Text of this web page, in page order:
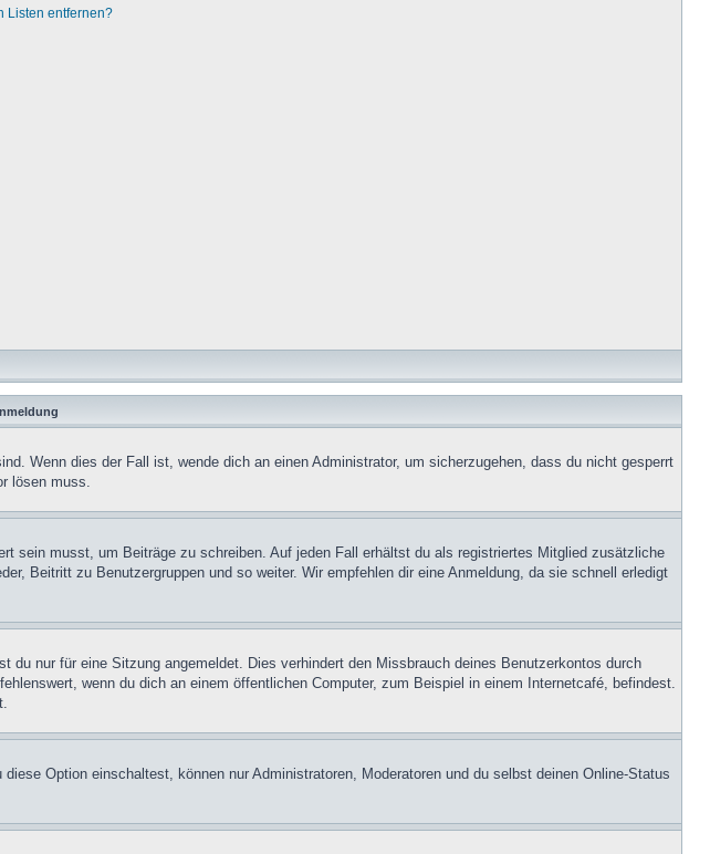
Listen entfernen?
Wenn dies der Fall ist, wende dich an einen Administrator, um sicherzugehen, dass du nicht gesperrt
lösen muss.
sein musst, um Beiträge zu schreiben. Auf jeden Fall erhältst du als registriertes Mitglied zusätzliche
Beitritt zu Benutzergruppen und so weiter. Wir empfehlen dir eine Anmeldung, da sie schnell erledigt
nur für eine Sitzung angemeldet. Dies verhindert den Missbrauch deines Benutzerkontos durch
wenn du dich an einem öffentlichen Computer, zum Beispiel in einem Internetcafé, befindest.
Option einschaltest, können nur Administratoren, Moderatoren und du selbst deinen Online-Status